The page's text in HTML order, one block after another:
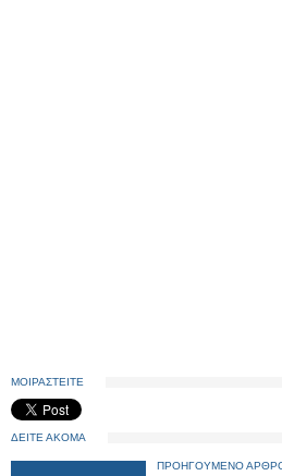
ΜΟΙΡΑΣΤΕΙΤΕ
ΔΕΙΤΕ ΑΚΟΜΑ
ΠΡΟΗΓΟΥΜΕΝΟ